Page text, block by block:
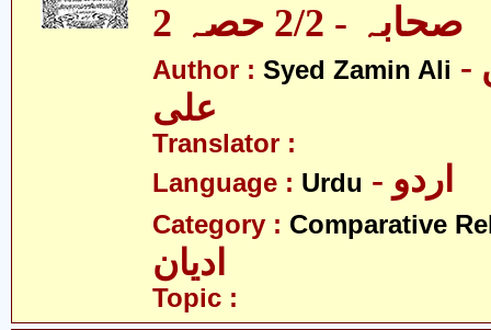
صحابہ - 2/2 حصہ 2
Author : Syed Zamin Ali - سید ضامن
علی
Translator :
Language : Urdu - اردو
Category : Comparative
ادیان
Topic :